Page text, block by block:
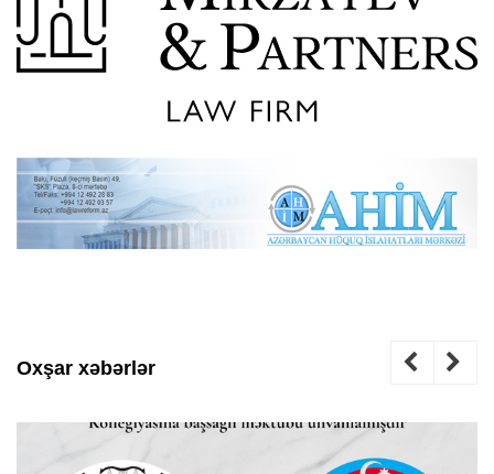
Oxşar xəbərlər